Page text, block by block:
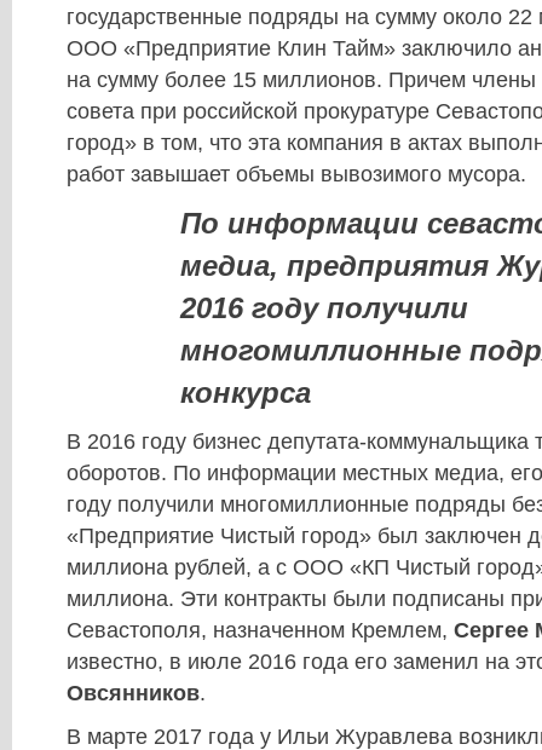
государственные подряды на сумму около
ООО «Предприятие Клин Тайм» заключило
на сумму более 15 миллионов. Причем
совета при российской прокуратуре
город» в том, что эта компания в актах
работ завышает объемы вывозимого мусора.
По информации
медиа, предприятия
2016 году получили
многомиллионные
конкурса
В 2016 году бизнес депутата-коммунальщика
оборотов. По информации местных медиа,
году получили многомиллионные подряды
«Предприятие Чистый город» был заключен
миллиона рублей, а с ООО «КП Чистый
миллиона. Эти контракты были подписаны
Севастополя, назначенном Кремлем, Сергее
известно, в июле 2016 года его заменил на
Овсянников.
В марте 2017 года у Ильи Журавлева